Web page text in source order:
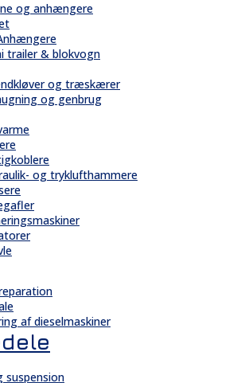
og anhængere
trailer & blokvogn
og træskærer
og genbrug
og tryklufthammere
af dieselmaskiner
suspension